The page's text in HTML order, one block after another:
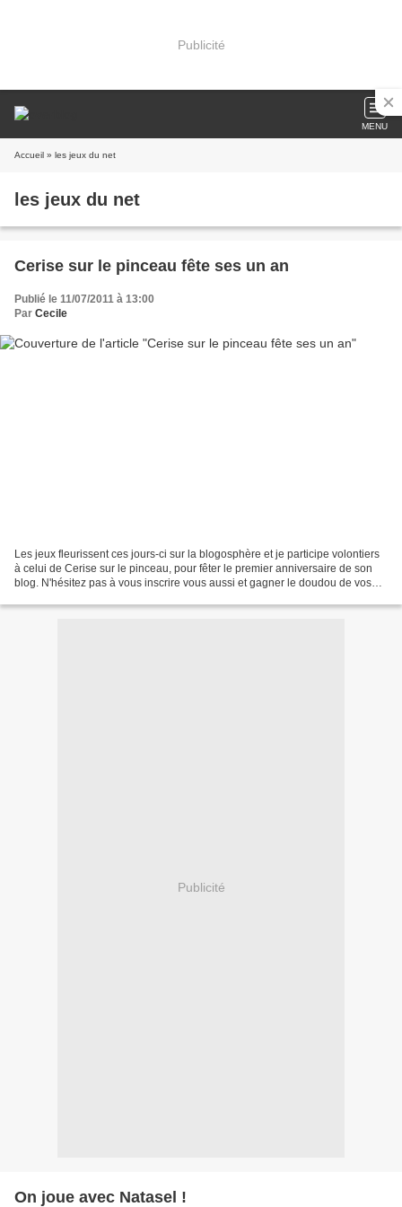
Publicité
MENU
Accueil » les jeux du net
les jeux du net
Cerise sur le pinceau fête ses un an
Publié le 11/07/2011 à 13:00
Par Cecile
Les jeux fleurissent ces jours-ci sur la blogosphère et je participe volontiers
à celui de Cerise sur le pinceau, pour fêter le premier anniversaire de son
blog. N'hésitez pas à vous inscrire vous aussi et gagner le doudou de vos
Publicité
On joue avec Natasel !